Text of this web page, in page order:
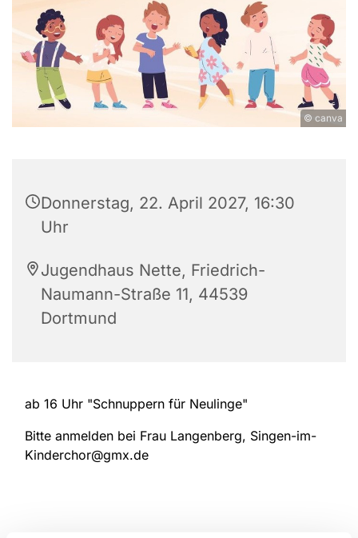
© canva
Donnerstag, 22. April 2027, 16:30
Uhr
Jugendhaus Nette, Friedrich-
Naumann-Straße 11, 44539
Dortmund
ab 16 Uhr "Schnuppern für Neulinge"
Bitte anmelden bei Frau Langenberg, Singen-im-
Kinderchor@gmx.de